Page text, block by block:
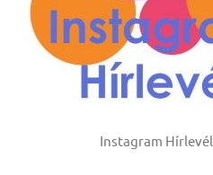
Instagram Hírlevél